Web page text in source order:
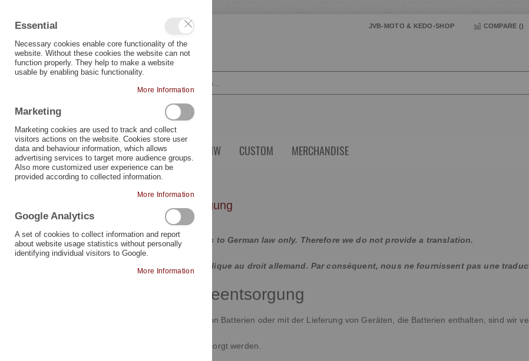
LANGUAGE JVB-MOTO & KEDO-SHOP COMPARE ()
YAMAHA TRIUMPH BMW CUSTOM MERCHANDISE
Hinweise zur Batterieentsorgung
Hinweise zur Batterieentsorgung
The content of this site applies to German law only. Therefore we do not provide a translation.
Le contenu de ce site ne s'applique au droit allemand. Par conséquent, nous ne fournissent pas une
Hinweise zur Batterieentsorgung
Im Zusammenhang mit dem Vertrieb von Batterien oder mit der Lieferung von Geräten, die Batterien enthalten, sind wir
Batterien dürfen nicht im Hausmüll entsorgt werden.
Essential
Necessary cookies enable core functionality of the
website. Without these cookies the website can not
function properly. They help to make a website
usable by enabling basic functionality.
More Information
Marketing
Marketing cookies are used to track and collect
visitors actions on the website. Cookies store user
data and behaviour information, which allows
advertising services to target more audience groups.
Also more customized user experience can be
provided according to collected information.
More Information
Google Analytics
A set of cookies to collect information and report
about website usage statistics without personally
identifying individual visitors to Google.
More Information